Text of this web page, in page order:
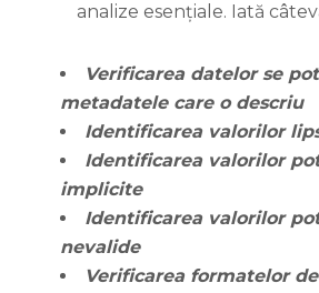
analize esențiale. Iată
Verificarea datelor se
metadatele care o descriu
Identificarea valorilor
Identificarea valorilor
implicite
Identificarea valorilor
nevalide
Verificarea formatelor